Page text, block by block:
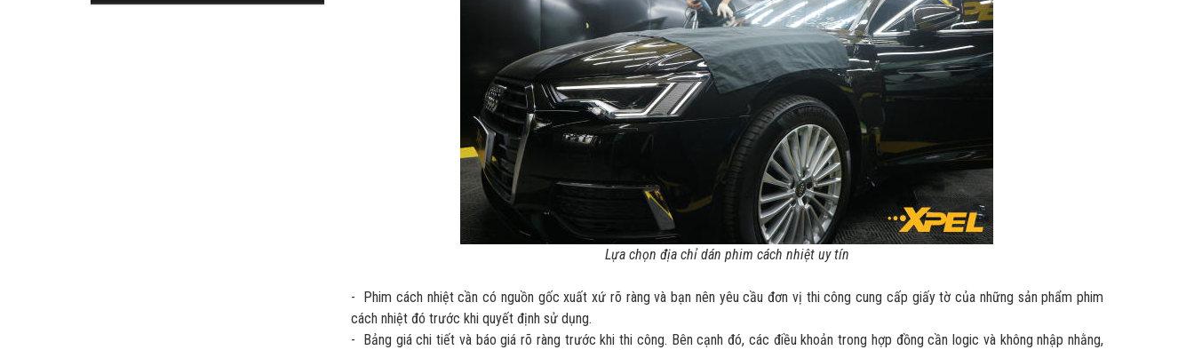
Lựa chọn địa chỉ dán phim cách nhiệt uy tín
- Phim cách nhiệt cần có nguồn gốc xuất xứ rõ ràng và bạn nên yêu cầu đơn vị thi công cung cấp giấy tờ của những sản phẩm phim
cách nhiệt đó trước khi quyết định sử dụng.
- Bảng giá chi tiết và báo giá rõ ràng trước khi thi công. Bên cạnh đó, các điều khoản trong hợp đồng cần logic và không nhập nhằng,